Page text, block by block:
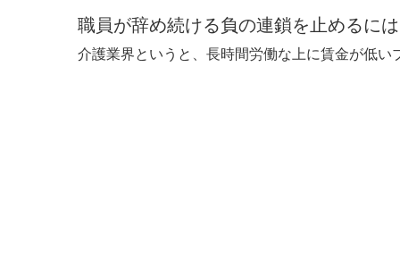
職員が辞め続ける負の連鎖を止めるには
介護業界というと、長時間労働な上に賃金が低